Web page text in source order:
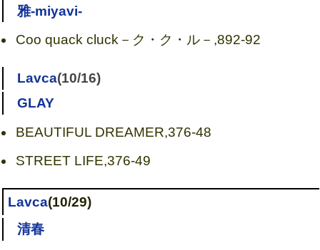
雅-miyavi-
Coo quack cluck－ク・ク・ル－,892-92
Lavca(10/16)
GLAY
BEAUTIFUL DREAMER,376-48
STREET LIFE,376-49
Lavca(10/29)
清春